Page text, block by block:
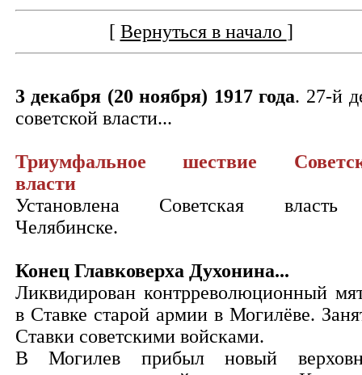
[ Вернуться в начало ]
3 декабря (20 ноября) 1917 года. 27-й
советской власти...
Триумфальное шествие
власти
Установлена Советская
Челябинске.
Конец Главковерха Духонина...
Ликвидирован контрреволюционный
в Ставке старой армии в Могилёве.
Ставки советскими войсками.
В Могилев прибыл новый